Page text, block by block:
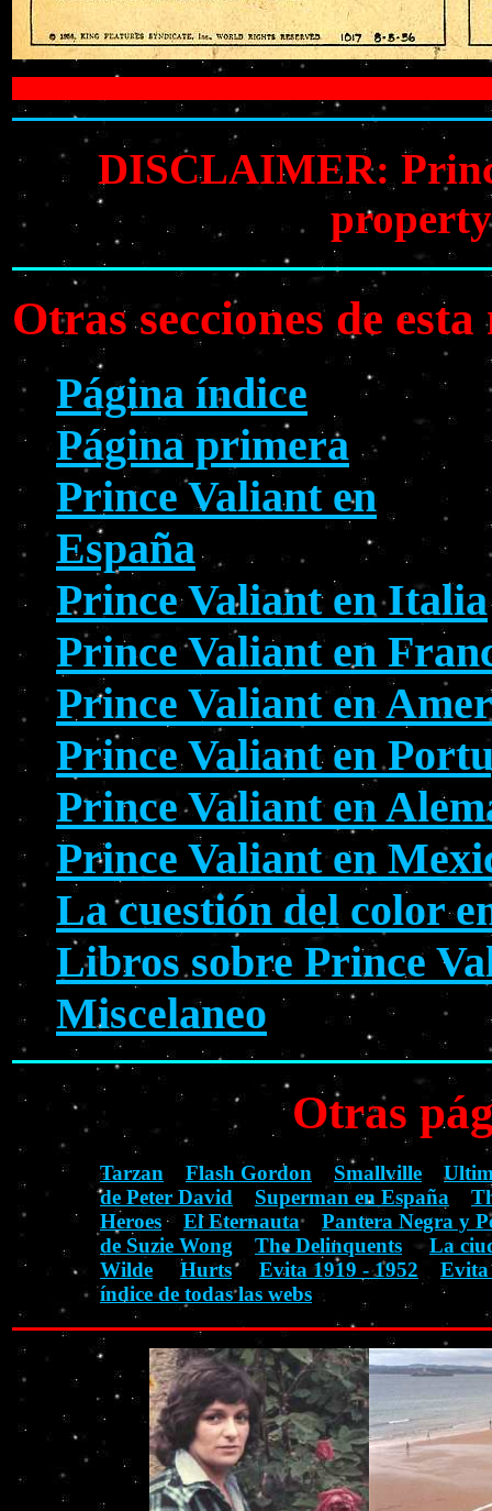
DISCLAIMER:
Otras secciones de
Página índice
Página primera
Prince Valiant en
España
Prince Valiant en Italia
Prince Valiant en
Prince Valiant en
Prince Valiant en
Prince Valiant en
Prince Valiant en
La cuestión del color
Libros sobre Prince
Miscelaneo
Otras
Tarzan Flash Gordon Smallville
de Peter David
Superman en España
Heroes
El Eternauta
Pantera Negra y
de Suzie Wong
The Delinquents
La
Wilde
Hurts Evita 1919 - 1952
Evita
índice de todas las webs